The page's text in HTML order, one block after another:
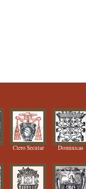
Clero Secular Dominicas